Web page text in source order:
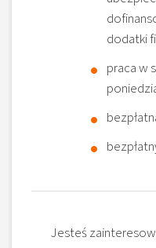
dodatki
praca w
Jesteś